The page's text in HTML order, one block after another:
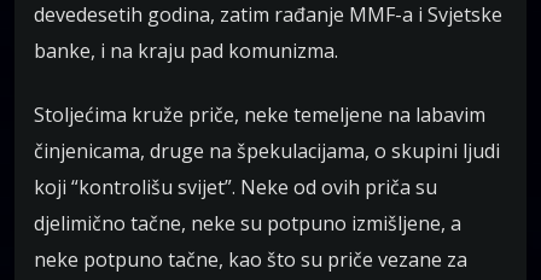
devedesetih godina, zatim rađanje MMF-a i Svjetske
banke, i na kraju pad komunizma.
Stoljećima kruže priče, neke temeljene na labavim
činjenicama, druge na špekulacijama, o skupini ljudi
koji “kontrolišu svijet”. Neke od ovih priča su
djelimično tačne, neke su potpuno izmišljene, a
neke potpuno tačne, kao što su priče vezane za